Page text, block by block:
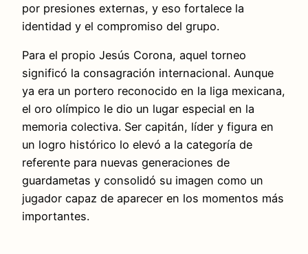
por presiones externas, y eso fortalece la
identidad y el compromiso del grupo.
Para el propio Jesús Corona, aquel torneo
significó la consagración internacional. Aunque
ya era un portero reconocido en la liga mexicana,
el oro olímpico le dio un lugar especial en la
memoria colectiva. Ser capitán, líder y figura en
un logro histórico lo elevó a la categoría de
referente para nuevas generaciones de
guardametas y consolidó su imagen como un
jugador capaz de aparecer en los momentos más
importantes.